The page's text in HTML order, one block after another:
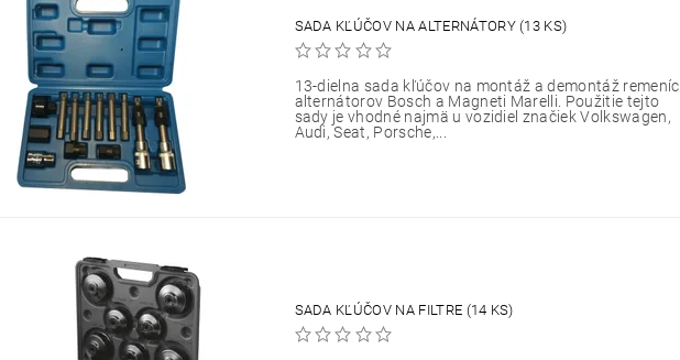
SADA KĽÚČOV NA ALTERNÁTORY (13 KS)
13-dielna sada kľúčov na montáž a demontáž remeníc
alternátorov Bosch a Magneti Marelli. Použitie tejto
sady je vhodné najmä u vozidiel značiek Volkswagen,
Audi, Seat, Porsche,...
SADA KĽÚČOV NA FILTRE (14 KS)